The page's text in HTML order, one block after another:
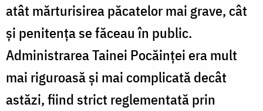
atât mărturisirea păcatelor mai grave, cât
şi penitenţa se făceau în public.
Administrarea Tainei Pocăinţei era mult
mai riguroasă şi mai complicată decât
astăzi, fiind strict reglementată prin